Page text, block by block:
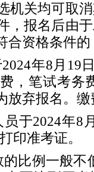
机关均可取
，报名后由
合资格条件
年8月19
，笔试考务
放弃报名。
于2024年8
印准考证。
比例一般不